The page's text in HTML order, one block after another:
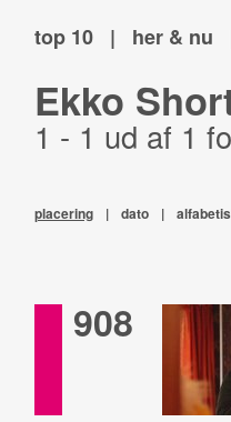
top 10 | her & nu
Ekko
1 - 1 ud af 1
placering | dato |
908